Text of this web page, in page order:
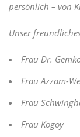
persönlich – von
Unser
Frau Dr.
Frau Azzam-
Frau
Frau Kogoy